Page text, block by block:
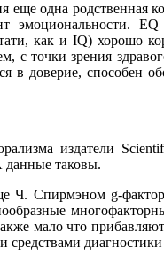
одна родственная
EQ
как и IQ) хорошо
с точки зрения
в доверие, способен
издатели
таковы.
Спирмэном g-фактор
мало что
диагностики